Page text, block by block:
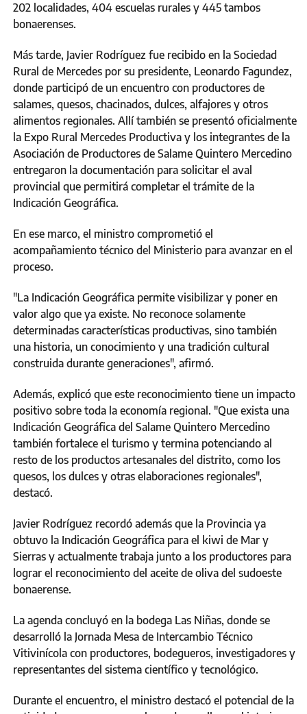
202 localidades, 404 escuelas rurales y 445 tambos
bonaerenses.
Más tarde, Javier Rodríguez fue recibido en la Sociedad
Rural de Mercedes por su presidente, Leonardo Fagundez,
donde participó de un encuentro con productores de
salames, quesos, chacinados, dulces, alfajores y otros
alimentos regionales. Allí también se presentó oficialmente
la Expo Rural Mercedes Productiva y los integrantes de la
Asociación de Productores de Salame Quintero Mercedino
entregaron la documentación para solicitar el aval
provincial que permitirá completar el trámite de la
Indicación Geográfica.
En ese marco, el ministro comprometió el
acompañamiento técnico del Ministerio para avanzar en el
proceso.
"La Indicación Geográfica permite visibilizar y poner en
valor algo que ya existe. No reconoce solamente
determinadas características productivas, sino también
una historia, un conocimiento y una tradición cultural
construida durante generaciones", afirmó.
Además, explicó que este reconocimiento tiene un impacto
positivo sobre toda la economía regional. "Que exista una
Indicación Geográfica del Salame Quintero Mercedino
también fortalece el turismo y termina potenciando al
resto de los productos artesanales del distrito, como los
quesos, los dulces y otras elaboraciones regionales",
destacó.
Javier Rodríguez recordó además que la Provincia ya
obtuvo la Indicación Geográfica para el kiwi de Mar y
Sierras y actualmente trabaja junto a los productores para
lograr el reconocimiento del aceite de oliva del sudoeste
bonaerense.
La agenda concluyó en la bodega Las Niñas, donde se
desarrolló la Jornada Mesa de Intercambio Técnico
Vitivinícola con productores, bodegueros, investigadores y
representantes del sistema científico y tecnológico.
Durante el encuentro, el ministro destacó el potencial de la